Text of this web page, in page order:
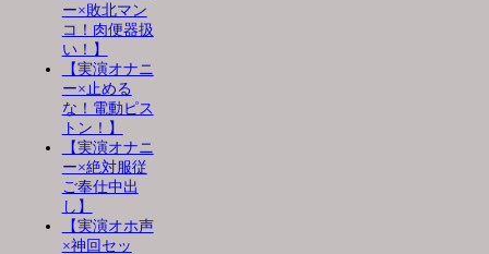
ー×敗北マン
コ！肉便器扱
い！】
【実演オナニ
ー×止める
な！電動ピス
トン！】
【実演オナニ
ー×絶対服従
ご奉仕中出
し】
【実演オホ声
×神回セッ